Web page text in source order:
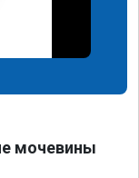
мочевины